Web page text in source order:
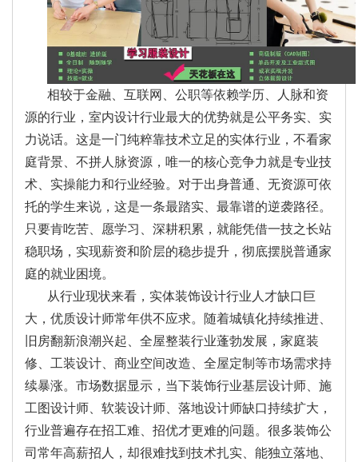
相较于金融、互联网、公职等依赖学历、人脉和资
源的行业，室内设计行业最大的优势就是公平务实、实
力说话。这是一门纯粹靠技术立足的实体行业，不看家
庭背景、不拼人脉资源，唯一的核心竞争力就是专业技
术、实操能力和行业经验。对于出身普通、无资源可依
托的学生来说，这是一条最踏实、最靠谱的逆袭路径。
只要肯吃苦、愿学习、深耕积累，就能凭借一技之长站
稳职场，实现薪资和阶层的稳步提升，彻底摆脱普通家
庭的就业困境。
从行业现状来看，实体装饰设计行业人才缺口巨
大，优质设计师常年供不应求。随着城镇化持续推进、
旧房翻新浪潮兴起、全屋整装行业蓬勃发展，家庭装
修、工装设计、商业空间改造、全屋定制等市场需求持
续暴涨。市场数据显示，当下装饰行业基层设计师、施
工图设计师、软装设计师、落地设计师缺口持续扩大，
行业普遍存在招工难、招优才更难的问题。很多装饰公
司常年高薪招人，却很难找到技术扎实、能独立落地、